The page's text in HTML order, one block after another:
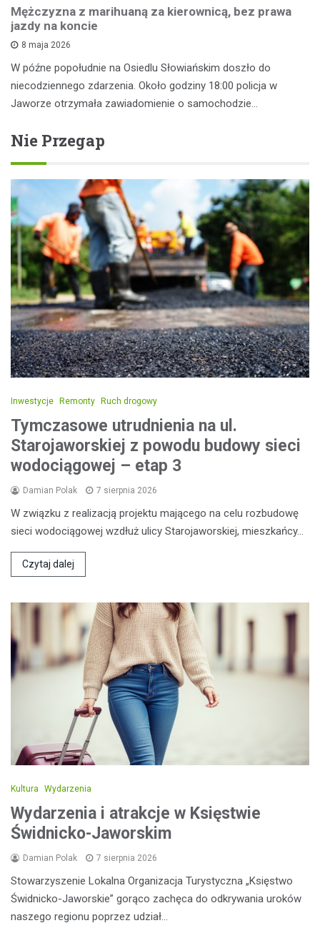
Mężczyzna z marihuaną za kierownicą, bez prawa
jazdy na koncie
8 maja 2026
W późne popołudnie na Osiedlu Słowiańskim doszło do
niecodziennego zdarzenia. Około godziny 18:00 policja w
Jaworze otrzymała zawiadomienie o samochodzie…
Nie Przegap
Inwestycje Remonty Ruch drogowy
Tymczasowe utrudnienia na ul.
Starojaworskiej z powodu budowy sieci
wodociągowej – etap 3
Damian Polak 7 sierpnia 2026
W związku z realizacją projektu mającego na celu rozbudowę
sieci wodociągowej wzdłuż ulicy Starojaworskiej, mieszkańcy…
Czytaj dalej
Kultura Wydarzenia
Wydarzenia i atrakcje w Księstwie
Świdnicko-Jaworskim
Damian Polak 7 sierpnia 2026
Stowarzyszenie Lokalna Organizacja Turystyczna „Księstwo
Świdnicko-Jaworskie” gorąco zachęca do odkrywania uroków
naszego regionu poprzez udział…